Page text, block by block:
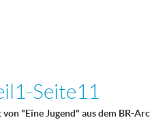
Seite11
"Eine Jugend" aus dem BR-